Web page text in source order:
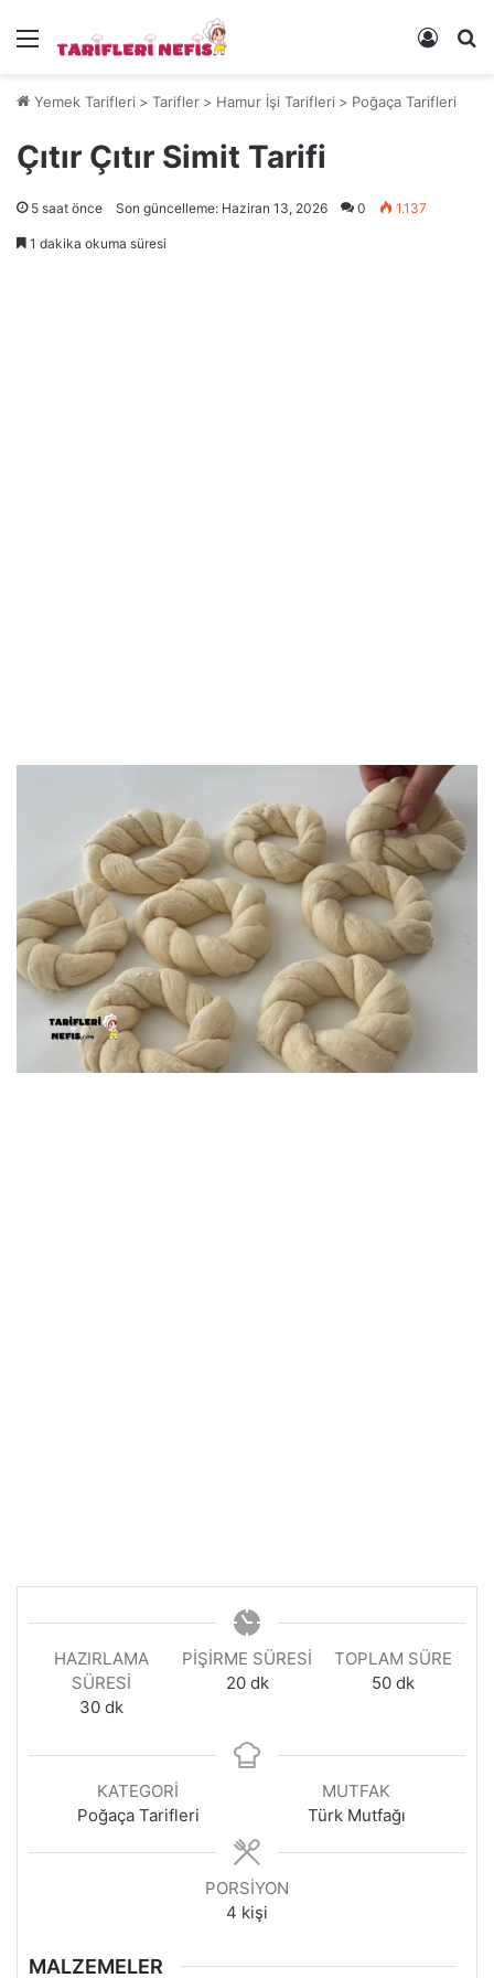
Menü Kayıt
Yemek Tarifleri > Tarifler > Hamur İşi Tarifleri > Poğaça Tarifleri
Çıtır Çıtır Simit Tarifi
5 saat önce Son güncelleme: Haziran 13, 2026 0 1.137
1 dakika okuma süresi
HAZIRLAMA
SÜRESI
30dakika
dk
PIŞIRME SÜRESI
20dakika
dk
TOPLAM SÜRE
50dakika
dk
KATEGORI
Poğaça Tarifleri
MUTFAK
Türk Mutfağı
PORSIYON
4 kişi
MALZEMELER